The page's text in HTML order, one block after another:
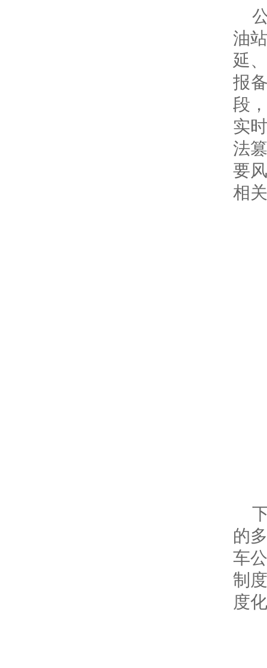
油
延
报
段
实
法
要
相
的
车
制
度